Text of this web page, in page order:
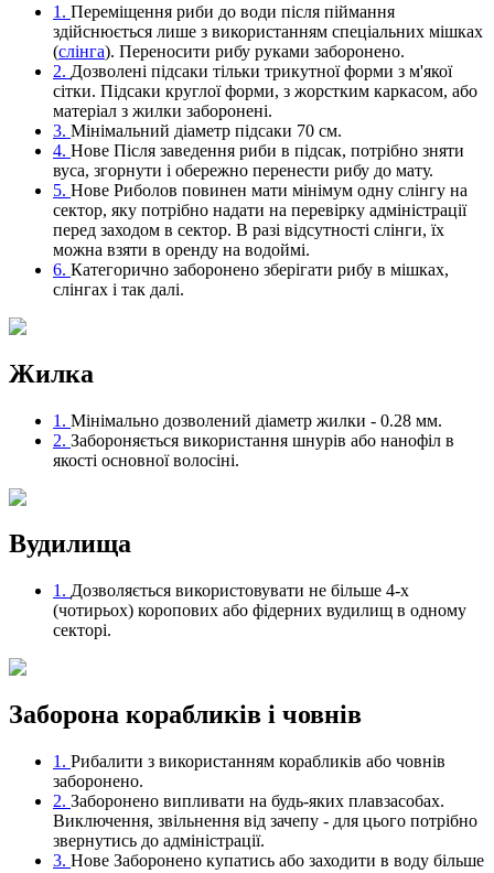
1. Переміщення риби до води після піймання
здійснюється лише з використанням спеціальних мішках
(слінга). Переносити рибу руками заборонено.
2. Дозволені підсаки тільки трикутної форми з м'якої
сітки. Підсаки круглої форми, з жорстким каркасом, або
матеріал з жилки заборонені.
3. Мінімальний діаметр підсаки 70 см.
4. Нове Після заведення риби в підсак, потрібно зняти
вуса, згорнути і обережно перенести рибу до мату.
5. Нове Риболов повинен мати мінімум одну слінгу на
сектор, яку потрібно надати на перевірку адміністрації
перед заходом в сектор. В разі відсутності слінги, їх
можна взяти в оренду на водоймі.
6. Категорично заборонено зберігати рибу в мішках,
слінгах і так далі.
Жилка
1. Мінімально дозволений діаметр жилки - 0.28 мм.
2. Забороняється використання шнурів або нанофіл в
якості основної волосіні.
Вудилища
1. Дозволяється використовувати не більше 4-х
(чотирьох) коропових або фідерних вудилищ в одному
секторі.
Заборона корабликів і човнів
1. Рибалити з використанням корабликів або човнів
заборонено.
2. Заборонено випливати на будь-яких плавзасобах.
Виключення, звільнення від зачепу - для цього потрібно
звернутись до адміністрації.
3. Нове Заборонено купатись або заходити в воду більше